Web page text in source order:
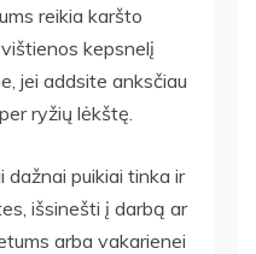
reikia karšto
kepsnelį
jei addsite anksčiau
ryžių lėkštę.
dažnai puikiai tinka ir
išsinešti į darbą ar
arba vakarienei